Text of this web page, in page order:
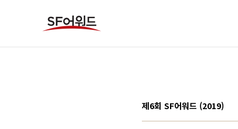
제6회 SF어워드 (2019)